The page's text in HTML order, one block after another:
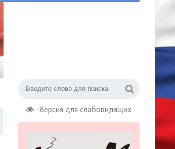
Версия для слабовидящих